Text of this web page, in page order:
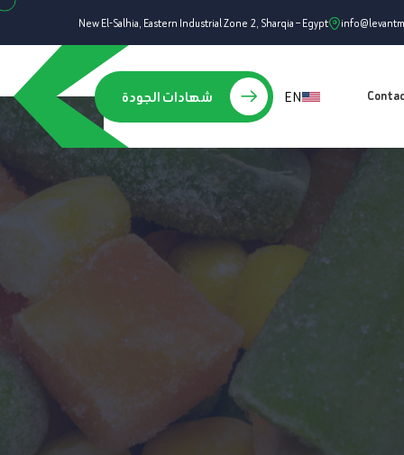
New El-Salhia, Eastern Industrial Zone 2, Sharqia – Egypt
EN شهادات الجودة